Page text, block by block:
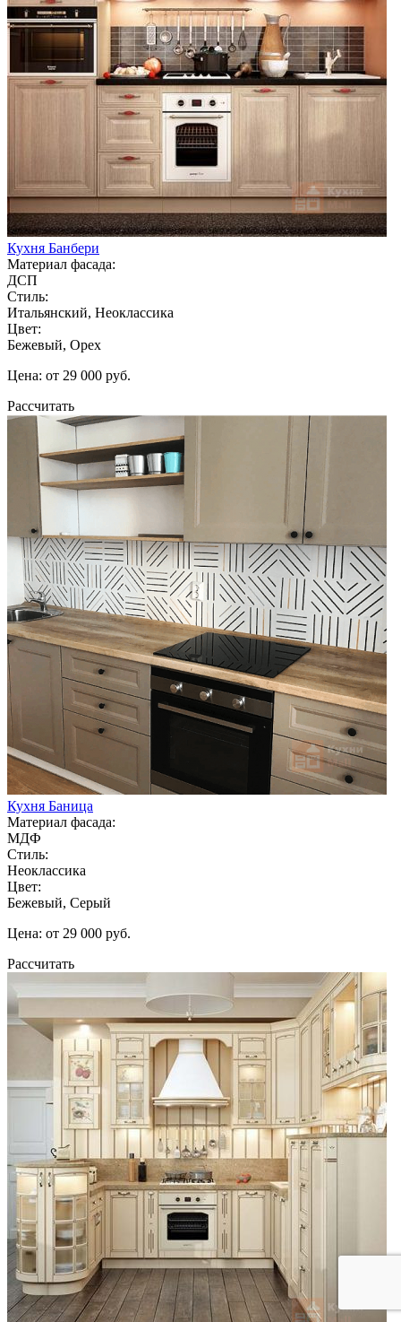
Кухня Банбери
Материал фасада:
ДСП
Стиль:
Итальянский, Неоклассика
Цвет:
Бежевый, Орех
Цена: от 29 000 руб.
Рассчитать
Кухня Баница
Материал фасада:
МДФ
Стиль:
Неоклассика
Цвет:
Бежевый, Серый
Цена: от 29 000 руб.
Рассчитать